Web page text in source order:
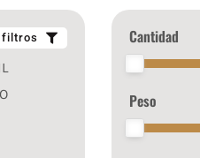
filtros Cantidad
Peso